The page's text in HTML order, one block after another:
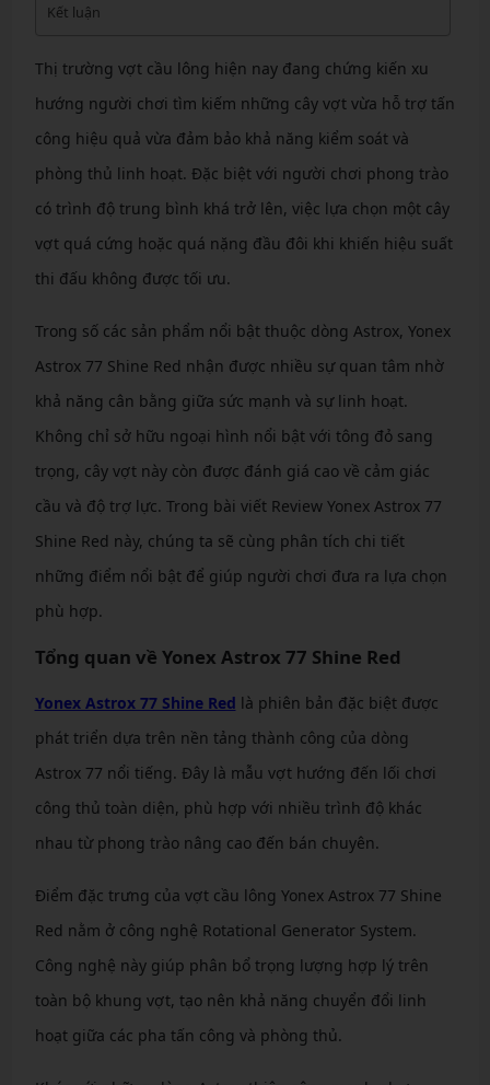
Kết luận
Thị trường vợt cầu lông hiện nay đang chứng kiến xu
hướng người chơi tìm kiếm những cây vợt vừa hỗ trợ tấn
công hiệu quả vừa đảm bảo khả năng kiểm soát và
phòng thủ linh hoạt. Đặc biệt với người chơi phong trào
có trình độ trung bình khá trở lên, việc lựa chọn một cây
vợt quá cứng hoặc quá nặng đầu đôi khi khiến hiệu suất
thi đấu không được tối ưu.
Trong số các sản phẩm nổi bật thuộc dòng Astrox, Yonex
Astrox 77 Shine Red nhận được nhiều sự quan tâm nhờ
khả năng cân bằng giữa sức mạnh và sự linh hoạt.
Không chỉ sở hữu ngoại hình nổi bật với tông đỏ sang
trọng, cây vợt này còn được đánh giá cao về cảm giác
cầu và độ trợ lực. Trong bài viết Review Yonex Astrox 77
Shine Red này, chúng ta sẽ cùng phân tích chi tiết
những điểm nổi bật để giúp người chơi đưa ra lựa chọn
phù hợp.
Tổng quan về Yonex Astrox 77 Shine Red
Yonex Astrox 77 Shine Red là phiên bản đặc biệt được
phát triển dựa trên nền tảng thành công của dòng
Astrox 77 nổi tiếng. Đây là mẫu vợt hướng đến lối chơi
công thủ toàn diện, phù hợp với nhiều trình độ khác
nhau từ phong trào nâng cao đến bán chuyên.
Điểm đặc trưng của vợt cầu lông Yonex Astrox 77 Shine
Red nằm ở công nghệ Rotational Generator System.
Công nghệ này giúp phân bổ trọng lượng hợp lý trên
toàn bộ khung vợt, tạo nên khả năng chuyển đổi linh
hoạt giữa các pha tấn công và phòng thủ.